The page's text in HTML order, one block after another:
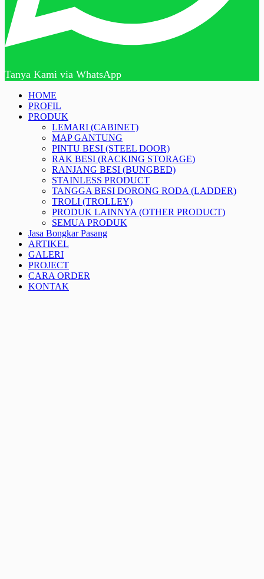
Tanya Kami via WhatsApp
HOME
PROFIL
PRODUK
LEMARI (CABINET)
MAP GANTUNG
PINTU BESI (STEEL DOOR)
RAK BESI (RACKING STORAGE)
RANJANG BESI (BUNGBED)
STAINLESS PRODUCT
TANGGA BESI DORONG RODA (LADDER)
TROLI (TROLLEY)
PRODUK LAINNYA (OTHER PRODUCT)
SEMUA PRODUK
Jasa Bongkar Pasang
ARTIKEL
GALERI
PROJECT
CARA ORDER
KONTAK